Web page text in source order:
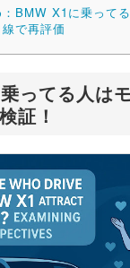
：BMW X1に乗って
で再評価
ってる人は
証！